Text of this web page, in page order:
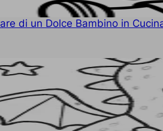
di un Dolce Bambino in